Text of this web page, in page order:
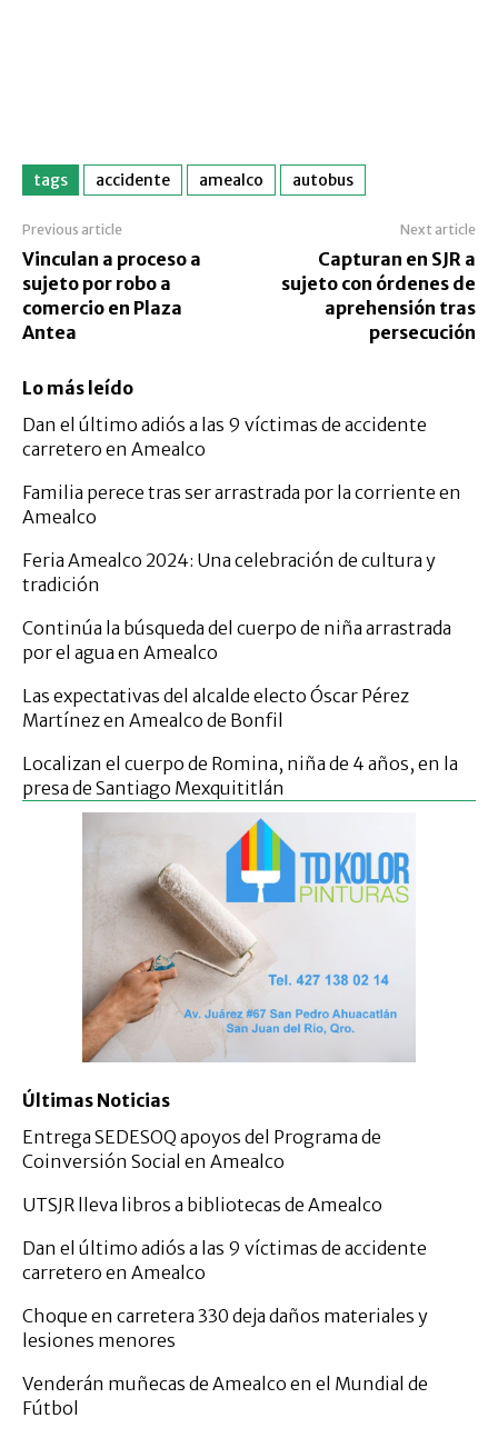
tags accidente amealco autobus
Previous article
Vinculan a proceso a
sujeto por robo a
comercio en Plaza
Antea
Next article
Capturan en SJR a
sujeto con órdenes de
aprehensión tras
persecución
Lo más leído
Dan el último adiós a las 9 víctimas de accidente
carretero en Amealco
Familia perece tras ser arrastrada por la corriente en
Amealco
Feria Amealco 2024: Una celebración de cultura y
tradición
Continúa la búsqueda del cuerpo de niña arrastrada
por el agua en Amealco
Las expectativas del alcalde electo Óscar Pérez
Martínez en Amealco de Bonfil
Localizan el cuerpo de Romina, niña de 4 años, en la
presa de Santiago Mexquititlán
Últimas Noticias
Entrega SEDESOQ apoyos del Programa de
Coinversión Social en Amealco
UTSJR lleva libros a bibliotecas de Amealco
Dan el último adiós a las 9 víctimas de accidente
carretero en Amealco
Choque en carretera 330 deja daños materiales y
lesiones menores
Venderán muñecas de Amealco en el Mundial de
Fútbol